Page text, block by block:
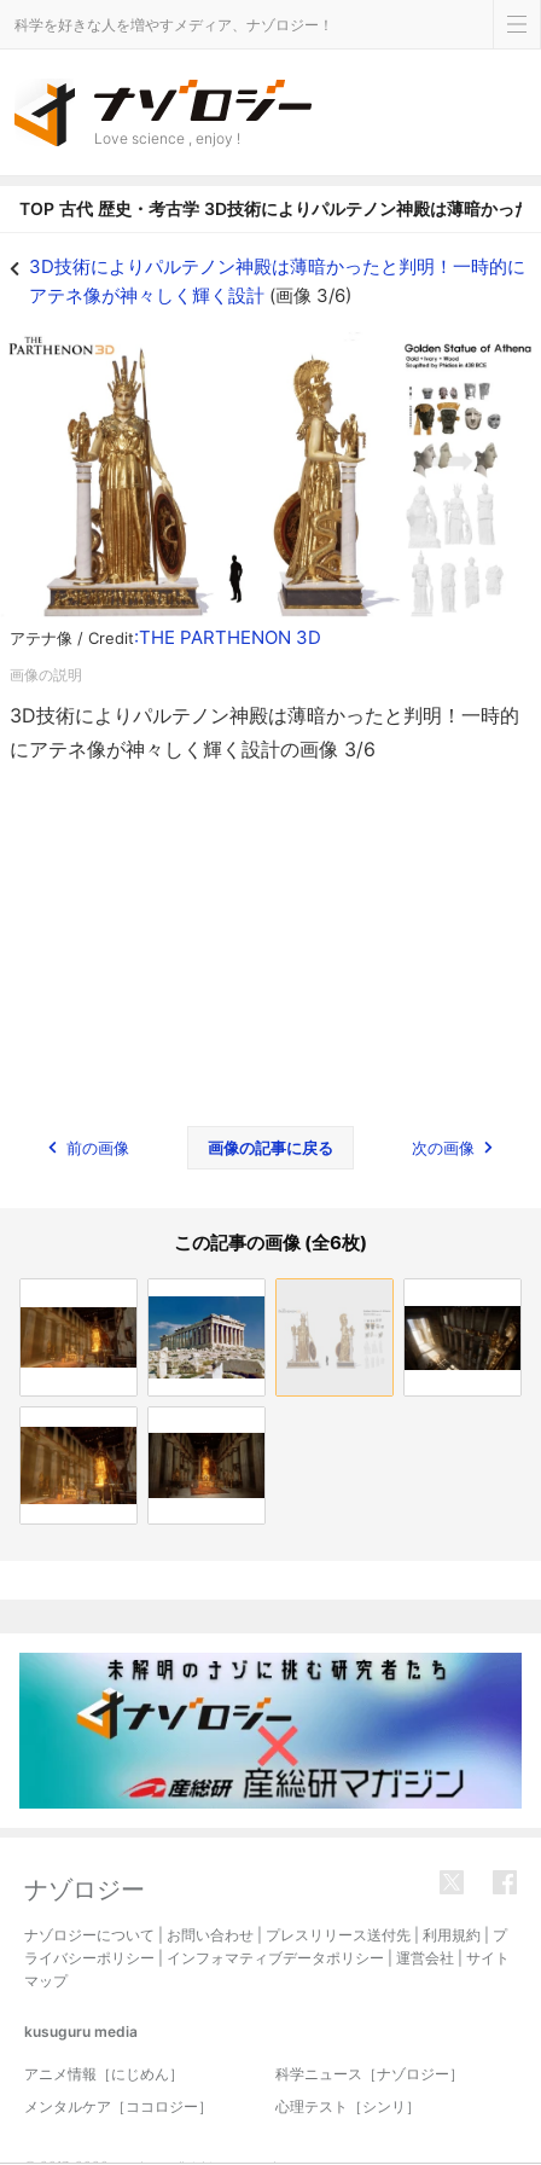
科学を好きな人を増やすメディア、ナゾロジー！
Love science , enjoy !
TOP 古代 歴史・考古学 3D技術によりパルテノン神殿は薄暗かっ
3D技術によりパルテノン神殿は薄暗かったと判明！一時的に
アテネ像が神々しく輝く設計 (画像 3/6)
アテナ像 / Credit:THE PARTHENON 3D
3D技術によりパルテノン神殿は薄暗かったと判明！一時的
にアテネ像が神々しく輝く設計の画像 3/6
前の画像 画像の記事に戻る 次の画像
この記事の画像 (全6枚)
ナゾロジー
ナゾロジーについて お問い合わせ プレスリリース送付先 利用規約
プ
ライバシーポリシー
インフォマティブデータポリシー 運営会社
サイト
マップ
kusuguru media
アニメ情報［にじめん］
科学ニュース［ナゾロジー］
メンタルケア［ココロジー］
心理テスト［シンリ］